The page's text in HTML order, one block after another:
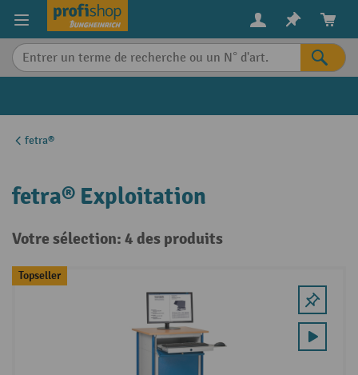
content
fetra®
fetra® Exploitation
Votre sélection: 4 des produits
Topseller